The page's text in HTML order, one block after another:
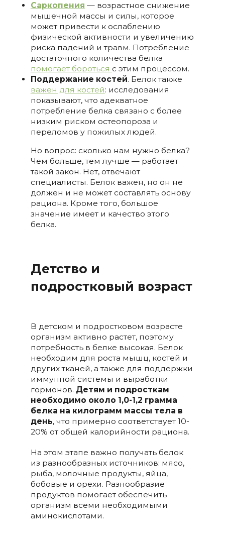
Саркопения — возрастное снижение
мышечной массы и силы, которое
может привести к ослаблению
физической активности и увеличению
риска падений и травм. Потребление
достаточного количества белка
помогает бороться с этим процессом.
Поддержание костей. Белок также
важен для костей: исследования
показывают, что адекватное
потребление белка связано с более
низким риском остеопороза и
переломов у пожилых людей.
Но вопрос: сколько нам нужно белка?
Чем больше, тем лучше — работает
такой закон. Нет, отвечают
специалисты. Белок важен, но он не
должен и не может составлять основу
рациона. Кроме того, большое
значение имеет и качество этого
белка.
Детство и
подростковый возраст
В детском и подростковом возрасте
организм активно растет, поэтому
потребность в белке высокая. Белок
необходим для роста мышц, костей и
других тканей, а также для поддержки
иммунной системы и выработки
гормонов. Детям и подросткам
необходимо около 1,0-1,2 грамма
белка на килограмм массы тела в
день, что примерно соответствует 10-
20% от общей калорийности рациона.
На этом этапе важно получать белок
из разнообразных источников: мясо,
рыба, молочные продукты, яйца,
бобовые и орехи. Разнообразие
продуктов помогает обеспечить
организм всеми необходимыми
аминокислотами.